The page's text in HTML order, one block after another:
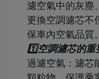
濾空氣中的灰塵
更換空調濾芯不
保車內空氣品質。
1️⃣空調濾芯的重
過濾空氣：濾芯